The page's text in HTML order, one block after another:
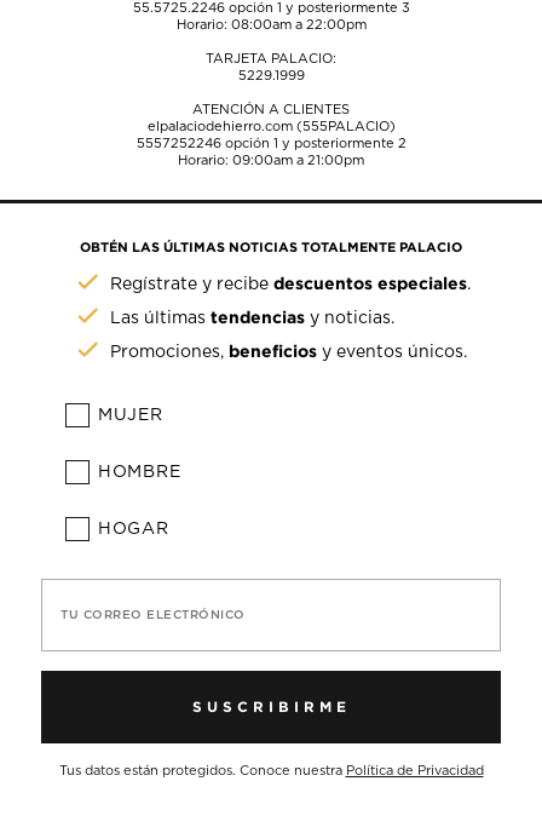
55.5725.2246opción 1 y posteriormente 3
Horario: 08:00am a 22:00pm
TARJETA PALACIO:
5229.1999
ATENCIÓN A CLIENTES
elpalaciodehierro.com (555PALACIO)
5557252246opción 1 y posteriormente 2
Horario: 09:00am a 21:00pm
OBTÉN LAS ÚLTIMAS NOTICIAS TOTALMENTE PALACIO
Regístrate y recibedescuentos especiales.
Las últimastendencias y noticias.
Promociones, beneficios y eventos únicos.
MUJER
HOMBRE
HOGAR
TU CORREO ELECTRÓNICO
SUSCRIBIRME
Tus datos están protegidos. Conoce nuestra Política de Privacidad